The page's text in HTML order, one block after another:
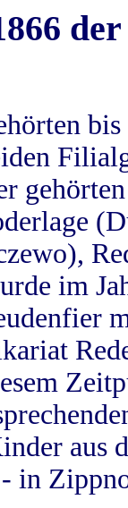
im
aus
in